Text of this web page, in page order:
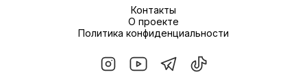
Контакты
О проекте
Политика конфиденциальности